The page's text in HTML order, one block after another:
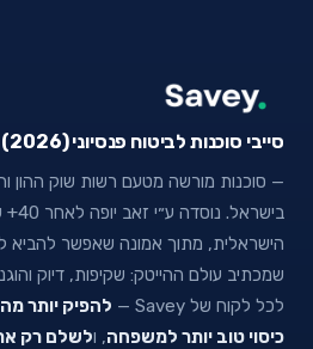
סייבי סוכנות לביטוח פנסיוני (2026) בע״מ
— סוכנות מורשה מטעם רשות שוק ההון
הישראלית, מתוך אמונה שאפשר להביא
שמכתיב עולם ההייטק: שקיפות, דיוק
לכל לקוח של Savey —
להפיק יותר
כיסוי טוב יותר למשפחה, ולשלם רק